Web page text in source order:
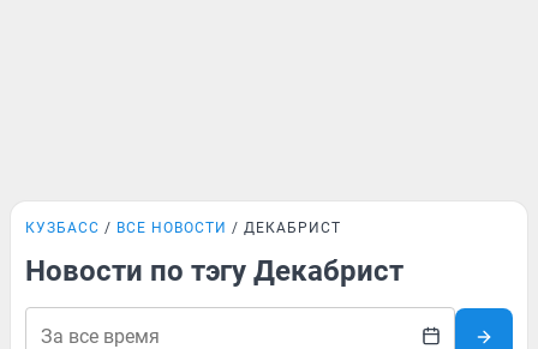
КУЗБАСС ВСЕ НОВОСТИ ДЕКАБРИСТ
Новости по тэгу Декабрист